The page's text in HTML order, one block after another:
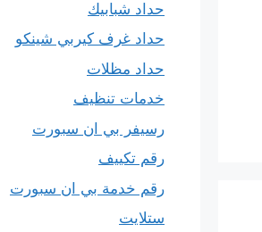
حداد شبابيك
حداد غرف كيربي شينكو
حداد مظلات
خدمات تنظيف
رسيفر بي ان سبورت
رقم تكييف
رقم خدمة بي ان سبورت
ستلايت